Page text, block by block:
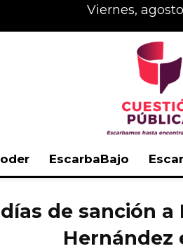
viernes,
EscarbaBajo
días de sanción
Hernández